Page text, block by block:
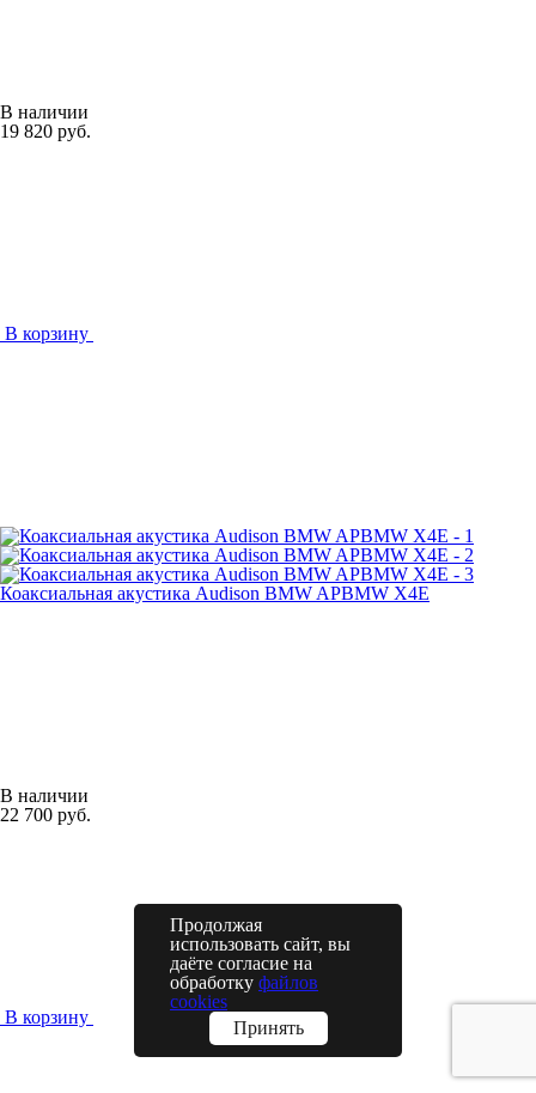
В наличии
19 820 руб.
В корзину
Коаксиальная акустика Audison BMW APBMW X4E
В наличии
22 700 руб.
В корзину
Продолжая
использовать сайт, вы
даёте согласие на
обработку файлов
cookies
Принять